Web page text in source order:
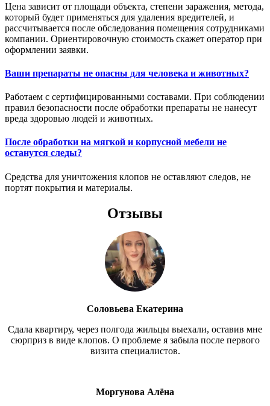
Цена зависит от площади объекта, степени заражения, метода,
который будет применяться для удаления вредителей, и
рассчитывается после обследования помещения сотрудниками
компании. Ориентировочную стоимость скажет оператор при
оформлении заявки.
Ваши препараты не опасны для человека и животных?
Работаем с сертифицированными составами. При соблюдении
правил безопасности после обработки препараты не нанесут
вреда здоровью людей и животных.
После обработки на мягкой и корпусной мебели не
останутся следы?
Средства для уничтожения клопов не оставляют следов, не
портят покрытия и материалы.
Отзывы
Соловьева Екатерина
Сдала квартиру, через полгода жильцы выехали, оставив мне
сюрприз в виде клопов. О проблеме я забыла после первого
визита специалистов.
Моргунова Алёна